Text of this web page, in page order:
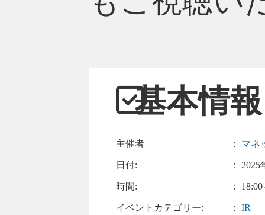
基本情報
主催者 ： マネ
日付: ： 2025
時間: ：
イベントカテゴリー: ：IR